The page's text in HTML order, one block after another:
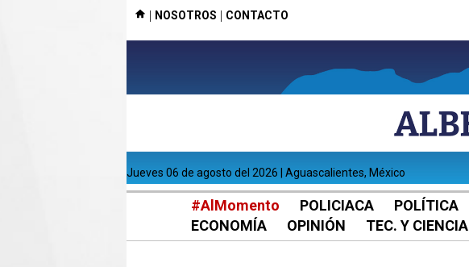
| NOSOTROS | CONTACTO
jueves 06 de agosto del 2026 | Aguascalientes, México
#AlMomento POLICIACA POLÍTICA
ECONOMÍA
OPINIÓN TEC. Y CIENCIA